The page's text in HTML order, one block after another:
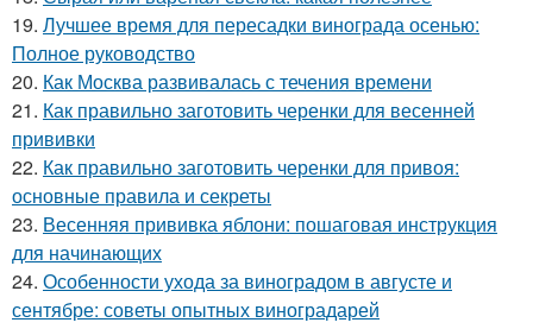
19. Лучшее время для пересадки винограда осенью:
Полное руководство
20. Как Москва развивалась с течения времени
21. Как правильно заготовить черенки для весенней
прививки
22. Как правильно заготовить черенки для привоя:
основные правила и секреты
23. Весенняя прививка яблони: пошаговая инструкция
для начинающих
24. Особенности ухода за виноградом в августе и
сентябре: советы опытных виноградарей